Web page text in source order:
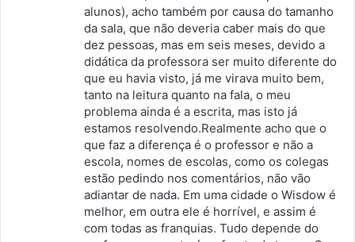
alunos), acho também por causa do tamanho
da sala, que não deveria caber mais do que
dez pessoas, mas em seis meses, devido a
didática da professora ser muito diferente do
que eu havia visto, já me virava muito bem,
tanto na leitura quanto na fala, o meu
problema ainda é a escrita, mas isto já
estamos resolvendo.Realmente acho que o
que faz a diferença é o professor e não a
escola, nomes de escolas, como os colegas
estão pedindo nos comentários, não vão
adiantar de nada. Em uma cidade o Wisdow é
melhor, em outra ele é horrível, e assim é
com todas as franquias. Tudo depende do